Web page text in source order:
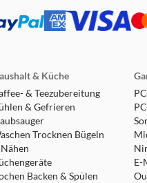
& Küche
& Teezubereitung
& Gefrieren
Trocknen Bügeln
Backen & Spülen
E-